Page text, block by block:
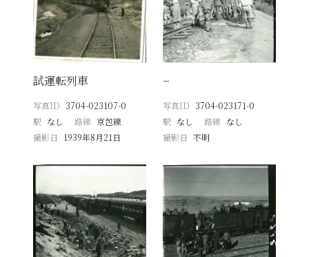
試運転列車
写真ID 3704-023107-0
駅 なし 路線 京包線
撮影日
1939年8月21日
−
写真ID 3704-023171-0
駅 なし 路線 なし
撮影日 不明